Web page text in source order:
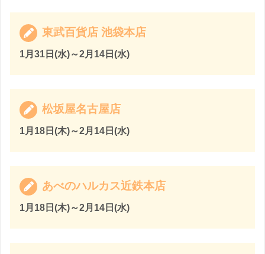
東武百貨店 池袋本店
1月31日(水)～2月14日(水)
松坂屋名古屋店
1月18日(木)～2月14日(水)
あべのハルカス近鉄本店
1月18日(木)～2月14日(水)